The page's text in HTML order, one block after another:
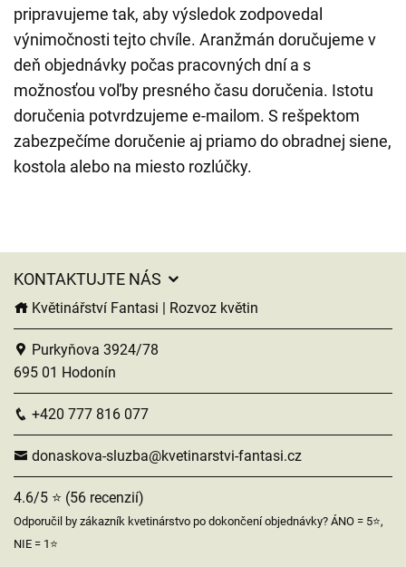
pripravujeme tak, aby výsledok zodpovedal
výnimočnosti tejto chvíle. Aranžmán doručujeme v
deň objednávky počas pracovných dní a s
možnosťou voľby presného času doručenia. Istotu
doručenia potvrdzujeme e-mailom. S rešpektom
zabezpečíme doručenie aj priamo do obradnej siene,
kostola alebo na miesto rozlúčky.
KONTAKTUJTE NÁS
Květinářství Fantasi | Rozvoz květin
Purkyňova 3924/78
695 01 Hodonín
+420 777 816 077
donaskova-sluzba@kvetinarstvi-fantasi.cz
4.6/5 ⭐ (56 recenzií)
Odporučil by zákazník kvetinárstvo po dokončení objednávky? ÁNO = 5⭐,
NIE = 1⭐